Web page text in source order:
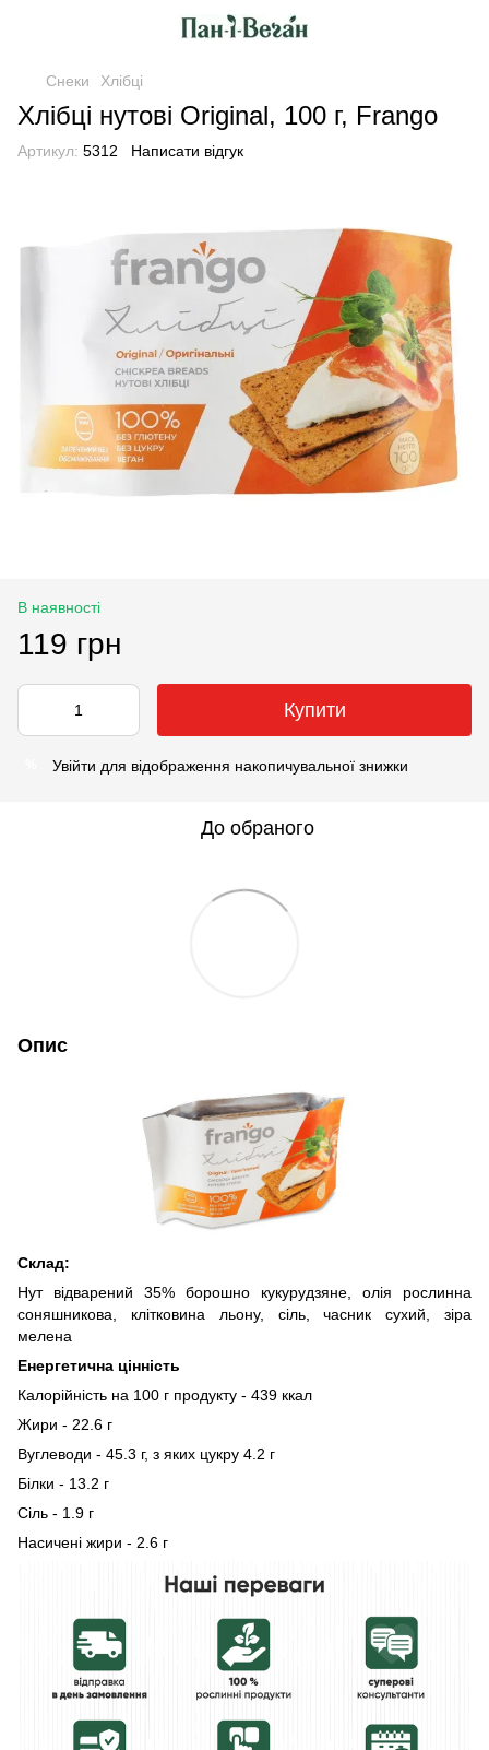
Снеки Хлібці
Хлібці нутові Original, 100 г, Frango
Артикул: 5312 Написати відгук
В наявності
119 грн
Купити
Увійти для відображення накопичувальної знижки
До обраного
Опис
Склад:
Нут відварений 35% борошно кукурудзяне, олія рослинна
соняшникова, клітковина льону, сіль, часник сухий, зіра
мелена
Енергетична цінність
Калорійність на 100 г продукту - 439 ккал
Жири - 22.6 г
Вуглеводи - 45.3 г, з яких цукру 4.2 г
Білки - 13.2 г
Сіль - 1.9 г
Насичені жири - 2.6 г